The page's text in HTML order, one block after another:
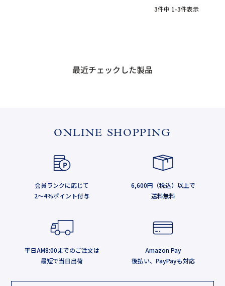
3件中 1-3件表示
最近チェックした製品
ONLINE SHOPPING
会員ランクに応じて
2～4％ポイント付与
6,600円（税込）以上で
送料無料
平日AM8:00までのご注文は
最短で当日出荷
Amazon Pay
後払い、PayPayも対応